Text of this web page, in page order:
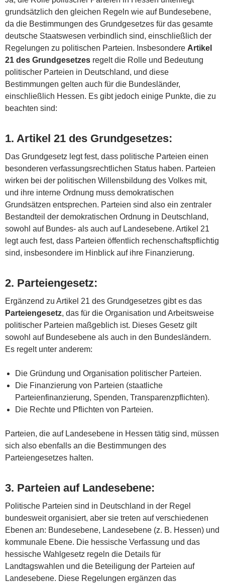
grundsätzlich den gleichen Regeln wie auf Bundesebene,
da die Bestimmungen des Grundgesetzes für das gesamte
deutsche Staatswesen verbindlich sind, einschließlich der
Regelungen zu politischen Parteien. Insbesondere Artikel
21 des Grundgesetzes regelt die Rolle und Bedeutung
politischer Parteien in Deutschland, und diese
Bestimmungen gelten auch für die Bundesländer,
einschließlich Hessen. Es gibt jedoch einige Punkte, die zu
beachten sind:
1. Artikel 21 des Grundgesetzes:
Das Grundgesetz legt fest, dass politische Parteien einen
besonderen verfassungsrechtlichen Status haben. Parteien
wirken bei der politischen Willensbildung des Volkes mit,
und ihre interne Ordnung muss demokratischen
Grundsätzen entsprechen. Parteien sind also ein zentraler
Bestandteil der demokratischen Ordnung in Deutschland,
sowohl auf Bundes- als auch auf Landesebene. Artikel 21
legt auch fest, dass Parteien öffentlich rechenschaftspflichtig
sind, insbesondere im Hinblick auf ihre Finanzierung.
2. Parteiengesetz:
Ergänzend zu Artikel 21 des Grundgesetzes gibt es das
Parteiengesetz, das für die Organisation und Arbeitsweise
politischer Parteien maßgeblich ist. Dieses Gesetz gilt
sowohl auf Bundesebene als auch in den Bundesländern.
Es regelt unter anderem:
Die Gründung und Organisation politischer Parteien.
Die Finanzierung von Parteien (staatliche
Parteienfinanzierung, Spenden, Transparenzpflichten).
Die Rechte und Pflichten von Parteien.
Parteien, die auf Landesebene in Hessen tätig sind, müssen
sich also ebenfalls an die Bestimmungen des
Parteiengesetzes halten.
3. Parteien auf Landesebene:
Politische Parteien sind in Deutschland in der Regel
bundesweit organisiert, aber sie treten auf verschiedenen
Ebenen an: Bundesebene, Landesebene (z. B. Hessen) und
kommunale Ebene. Die hessische Verfassung und das
hessische Wahlgesetz regeln die Details für
Landtagswahlen und die Beteiligung der Parteien auf
Landesebene. Diese Regelungen ergänzen das